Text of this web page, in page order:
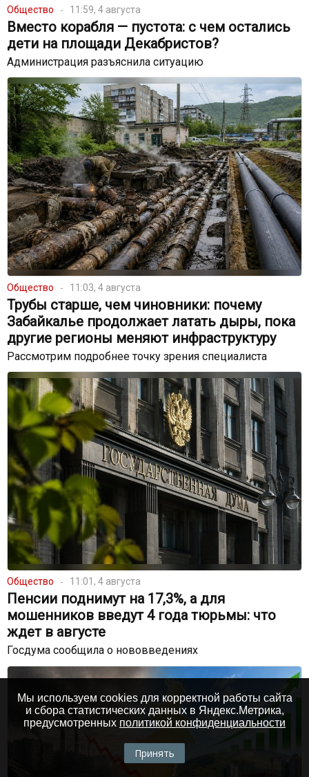
Общество 11:59, 4 августа
Вместо корабля — пустота: с чем остались
дети на площади Декабристов?
Администрация разъяснила ситуацию
Общество 11:03, 4 августа
Трубы старше, чем чиновники: почему
Забайкалье продолжает латать дыры, пока
другие регионы меняют инфраструктуру
Рассмотрим подробнее точку зрения специалиста
Общество 11:01, 4 августа
Пенсии поднимут на 17,3%, а для
мошенников введут 4 года тюрьмы: что
ждет в августе
Госдума сообщила о нововведениях
Мы используем cookies для корректной работы сайта
и сбора статистических данных в Яндекс.Метрика,
предусмотренных политикой конфиденциальности
Принять